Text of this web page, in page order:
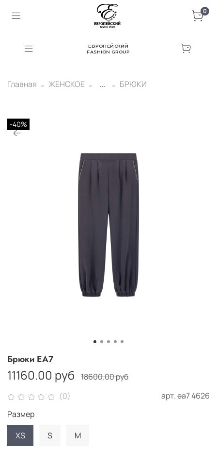
0
ЕВРОПЕЙСКИЙ
FASHION GROUP
Главная ЖЕНСКОЕ ... БРЮКИ
-40%
(0) арт.еа7 4626
Брюки EA7
11160.00 руб 18600.00 руб
Размер
XS
S M